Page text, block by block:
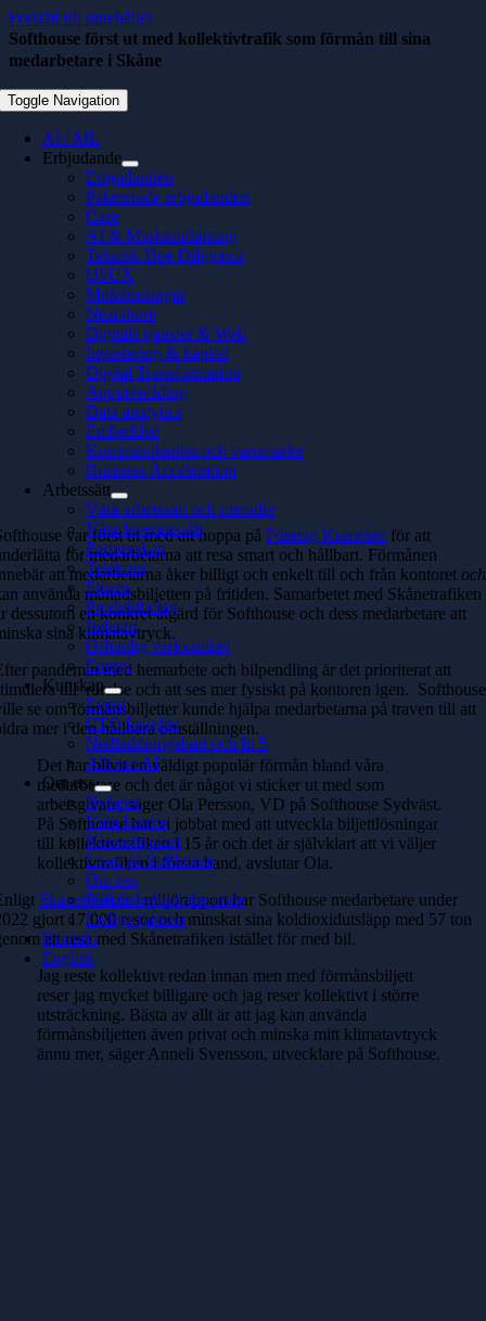
Fortsätt till innehållet
Toggle Navigation
AI / ML
Erbjudande
Erbjudanden
Paketerade erbjudanden
Case
AI & Maskininlärning
Teknisk Due Diligence
UI/UX
Molnlösningar
Nearshore
Digitala tjänster & Web
Investering & kapital
Digital Transformation
Apputveckling
Data analytics
Embedded
Kommunikation och varumärke
Business Acceleration
Arbetssätt
Våra arbetssätt och metoder
Våra leveranssätt
Partnerskap
Telekom
Finans
Produktbolag
Industri
Offentlig verksamhet
Energi
Kunskap
Event
CTO Insights
Nedladdningsbart och In 5
Allt om AI
Om oss
Nyheter
Våra kontor
Konsultquizet
Livet på Softhouse
Om oss
People behind the code
Lediga tjänster
Kontakt
English
Softhouse först ut med kollektivtrafik som förmån till sina
medarbetare i Skåne
februari 2, 2023
var först ut med att hoppa påFöretag Komplett för att
för medarbetarna att resa smart och hållbart. Förmånen
att medarbetarna åker billigt och enkelt till och från kontoretoch
använda månadsbiljetten på fritiden. Samarbetet med Skånetrafiken
dessutom en konkret åtgärd för Softhouse och dess medarbetare att
sina klimatavtryck.
pandemin med hemarbete och bilpendling är det prioriterat att
till rörelse och att ses mer fysiskt på kontoren igen. Softhouse
se om förmånsbiljetter kunde hjälpa medarbetarna på traven till att
mer i den hållbara omställningen.
Det har blivit en väldigt populär förmån bland våra
medarbetare och det är något vi sticker ut med som
arbetsgivare, säger Ola Persson, VD på Softhouse Sydväst.
På Softhouse har vi jobbat med att utveckla biljettlösningar
till kollektivtrafiken i 15 år och det är självklart att vi väljer
kollektivtrafiken i första hand, avslutar Ola.
Skånetrafikensmiljörapport har Softhouse medarbetare under
gjort 17.000 resor och minskat sina koldioxidutsläpp med 57 ton
att resa med Skånetrafiken istället för med bil.
Jag reste kollektivt redan innan men med förmånsbiljett
reser jag mycket billigare och jag reser kollektivt i större
utsträckning. Bästa av allt är att jag kan använda
förmånsbiljetten även privat och minska mitt klimatavtryck
ännu mer, säger Anneli Svensson, utvecklare på Softhouse.